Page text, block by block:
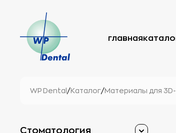
главная
WP Dental / Каталог/Материалы для
Стоматология